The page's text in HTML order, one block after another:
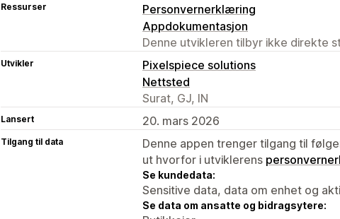
Ressurser
Personvernerklæring
Appdokumentasjon
Denne utvikleren tilbyr ikke direkte
Utvikler
Pixelspiece solutions
Nettsted
Surat, GJ, IN
Lansert 20. mars 2026
Tilgang til data
Denne appen trenger tilgang til
ut hvorfor i utviklerens
Se kundedata:
Sensitive data, data om enhet og
Se data om ansatte og bidragsytere: